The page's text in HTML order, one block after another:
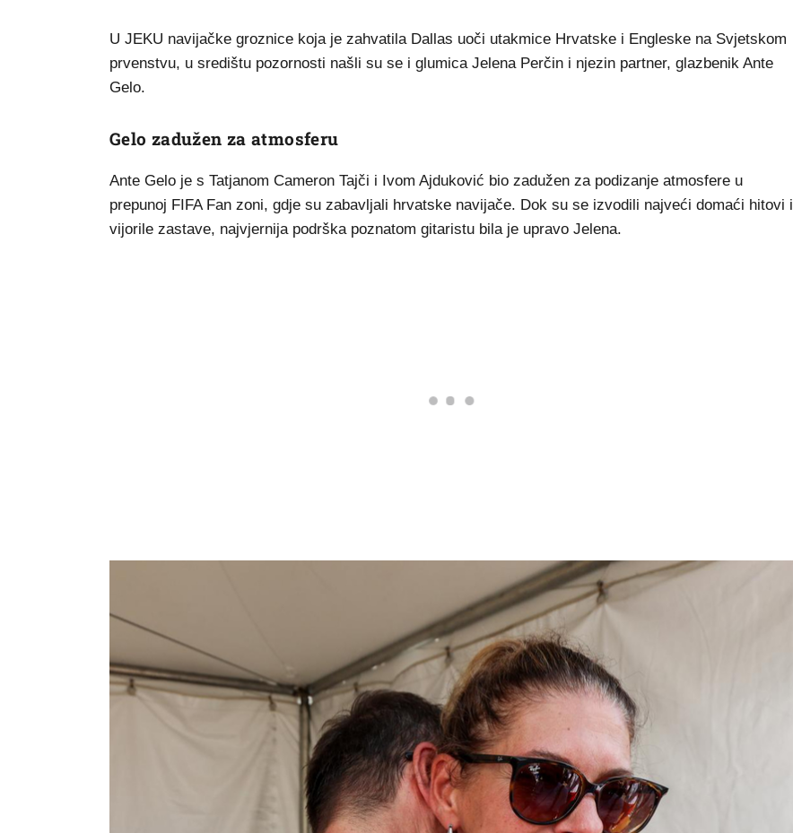
U JEKU navijačke groznice koja je zahvatila Dallas uoči utakmice Hrvatske i Engleske na Svjetskom
prvenstvu, u središtu pozornosti našli su se i glumica Jelena Perčin i njezin partner, glazbenik Ante
Gelo.
Gelo zadužen za atmosferu
Ante Gelo je s Tatjanom Cameron Tajči i Ivom Ajduković bio zadužen za podizanje atmosfere u
prepunoj FIFA Fan zoni, gdje su zabavljali hrvatske navijače. Dok su se izvodili najveći domaći hitovi i
vijorile zastave, najvjernija podrška poznatom gitaristu bila je upravo Jelena.